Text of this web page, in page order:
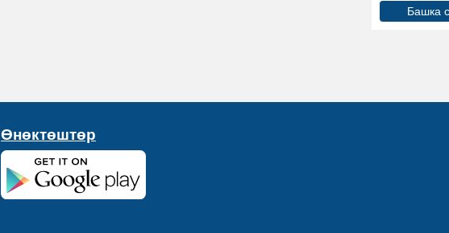
Башка
Өнөктөштөр